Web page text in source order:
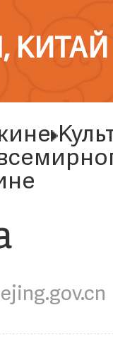
КИТАЙ